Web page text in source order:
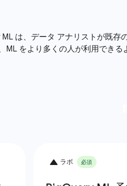
は、データ アナリストが既存
をより多くの人が利用できる